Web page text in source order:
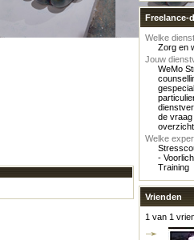
Freelance-
Welke
Zorg en
Jouw
WeMo
de vraag
Welke
-
Training
Vrienden
1 van 1